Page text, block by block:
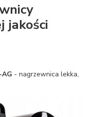
jakości
AG - nagrzewnica lekka,